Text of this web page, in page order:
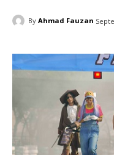
By Ahmad Fauzan